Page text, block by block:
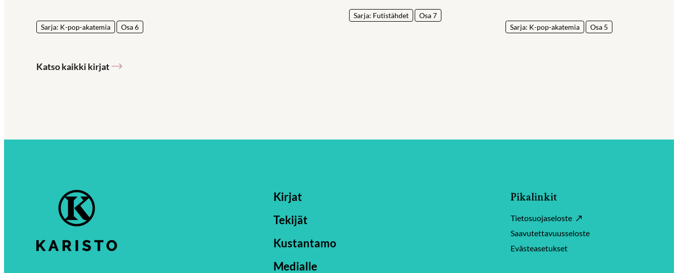
Sarja: K-pop-akatemia Osa 6
Sarja: Futistähdet Osa 7
Sarja: K-pop-akatemia Osa 5
Katso kaikki kirjat
Kirjat
Tekijät
Kustantamo
Medialle
Pikalinkit
Tietosuojaseloste
Saavutettavuusseloste
Evästeasetukset